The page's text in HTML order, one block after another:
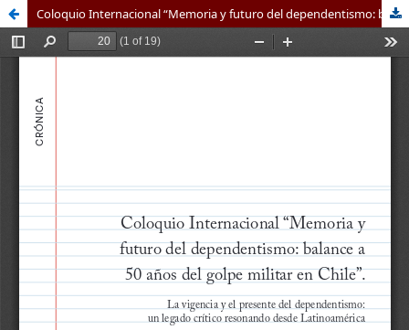
Coloquio Internacional “Memoria y futuro del dependentismo: balance a 50 años del golpe militar en Chile”. Santiago, 2, 3 y 4 de agosto, 2023